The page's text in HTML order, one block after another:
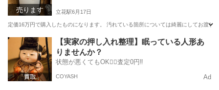
売ります 立花駅6月17日
定価16万円で購入したものになります。 汚れている箇所については綺麗にしてお渡し
兵庫 尼崎市 立花駅 その他
【実家の押し入れ整理】眠っている人形あ
りませんか？
状態が悪くてもOK🙆‍♀️査定0円‼️
COYASH Ad